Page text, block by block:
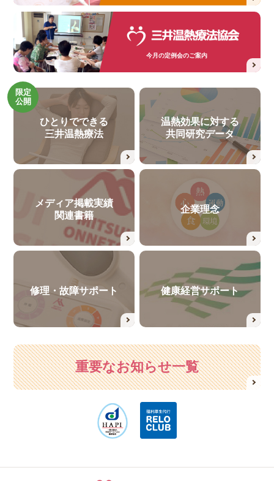
今月の定例会のご案内
限定
公開
ひとりでできる
三井温熱療法
温熱効果に対する
共同研究データ
メディア掲載実績
関連書籍
企業理念
修理・故障サポート 健康経営サポート
重要なお知らせ一覧